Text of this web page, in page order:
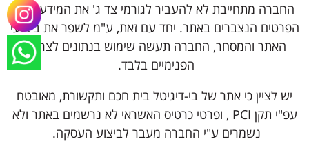
החברה מתחייבת לא להעביר לגורמי צד ג' את המידע ו/ או
הפרטים הנצברים באתר. יחד עם זאת, ע"מ לשפר את ביצועי
האתר והמסחר, החברה תעשה שימוש בנתונים לצרכיה
הפנימיים בלבד.
יש לציין כי אתר של בי-דיגיטל בית חכם ותקשורת, מאובטח
עפ"י תקן PCI , ופרטי כרטיס האשראי לא נרשמים באתר ולא
נשמרים ע"י החברה מעבר לביצוע העסקה.